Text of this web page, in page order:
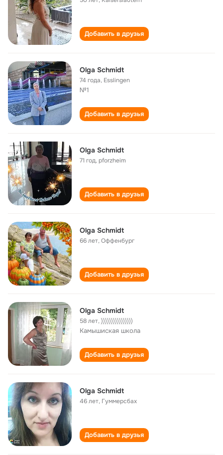
Добавить в друзья
Olga Schmidt
74 года, Esslingen
№1
Добавить в друзья
Olga Schmidt
71 год,pforzheim
Добавить в друзья
Olga Schmidt
66 лет,Оффенбург
Добавить в друзья
Olga Schmidt
58 лет,))))))))))))))))
Камышиская школа
Добавить в друзья
Olga Schmidt
46 лет, Гуммерсбах
Добавить в друзья